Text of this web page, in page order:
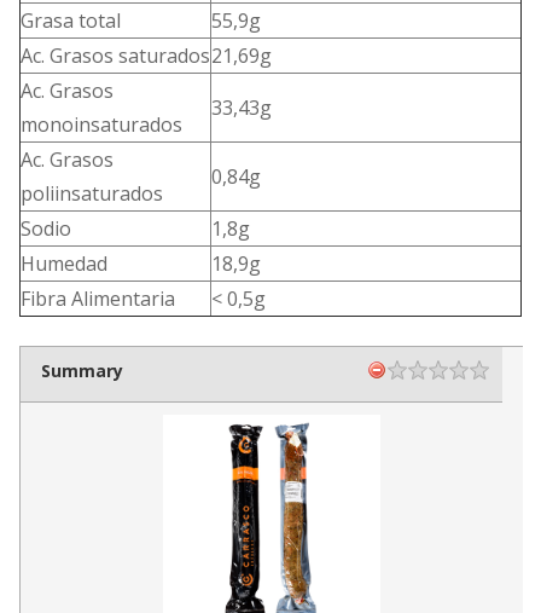
Grasa total
55,9g
Ac. Grasos saturados21,69g
Ac. Grasos
monoinsaturados
33,43g
Ac. Grasos
poliinsaturados
0,84g
Sodio
1,8g
Humedad
18,9g
Fibra Alimentaria
< 0,5g
Summary